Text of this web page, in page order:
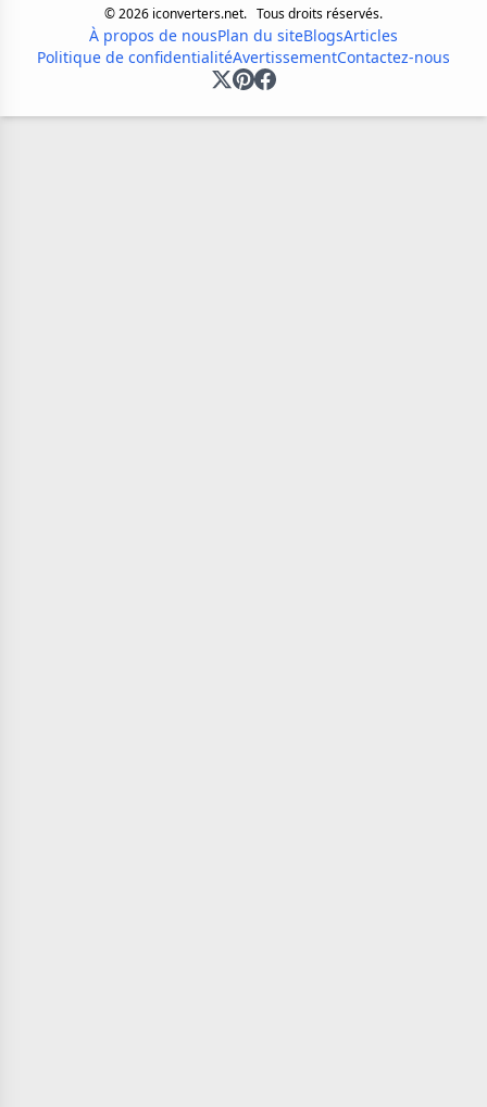
©2026 iconverters.net. Tous droits réservés.
À propos de nousPlan du siteBlogsArticles
Politique de confidentialitéAvertissementContactez-nous